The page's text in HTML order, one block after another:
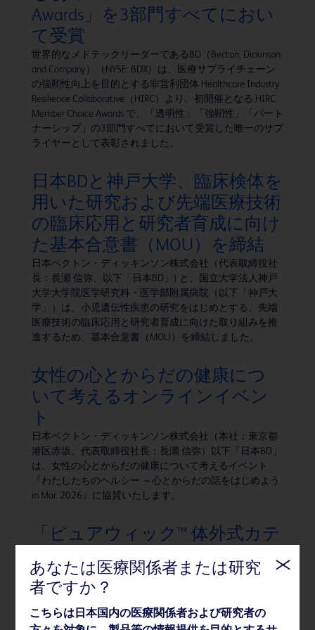
Awards」を3部門すべてにおい
て受賞
世界的なメドテックリーダーであるBD（Becton, Dickinson
and Company）（NYSE: BDX）は、医療サプライチェーン
の強靭性向上を目的とする非営利団体 Healthcare Industry
Resilience Collaborative（HIRC）より、初開催となる HIRC
Member Choice Awards で、「透明性」「強靭性」「パート
ナーシップ」の3部門すべてにおいて受賞した唯一のサプ
ライヤーとして表彰されました。
日本BDと神戸大学、臨床検体を
用いた研究および先端医療技術
の臨床応用と研究者育成に向け
た基本合意書（MOU）を締結
日本ベクトン・ディッキンソン株式会社（代表取締役社
長：長瀬 信弥、以下「日本BD」) と、国立大学法人神戸
大学大学院医学研究科・医学部附属病院（以下「神戸大
学」）は、小児遺伝性疾患の研究をはじめとする、先端
医療技術の臨床応用と研究者育成に向けた取り組みを推
進するため、基本合意書（MOU）を締結しました。
女性の心とからだの健康につ
いて考えるオンラインイベン
ト
日本ベクトン・ディッキンソン株式会社（本社：東京都
港区赤坂、代表取締役社長：長瀬 信弥）以下「日本BD」
は、女性の心とからだの健康について考えるイベント
『わたしたちのヘルシー ～心とからだの話をはじめよう
in Mar. 2026』に協賛いたします。
「ピュアウィック™ 体外式カテ
ーテル」女性用、男性用製品を
新発売
BDのグループ会社である株式会社メディコン（本社：大
阪府大阪市、代表取締役社長：長瀬信弥）は、2026年2
月16日、体内に留置しない非侵襲的な排尿ケアシステム
あなたは医療関係者または研究
者ですか？
こちらは日本国内の医療関係者および研究者の